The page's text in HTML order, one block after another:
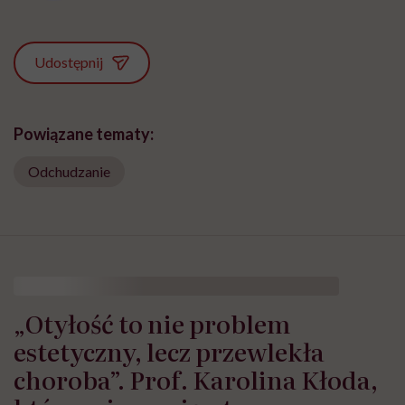
Udostępnij
Powiązane tematy:
Odchudzanie
„Otyłość to nie problem
estetyczny, lecz przewlekła
choroba”. Prof. Karolina Kłoda,